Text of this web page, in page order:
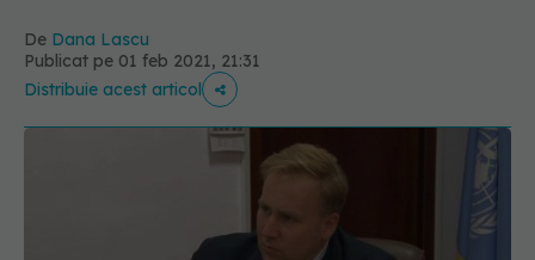
De Dana Lascu
Publicat pe 01 feb 2021, 21:31
Distribuie acest articol